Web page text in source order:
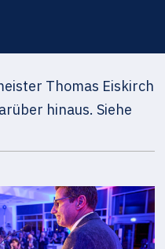
Thomas Eiskirch
hinaus. Siehe